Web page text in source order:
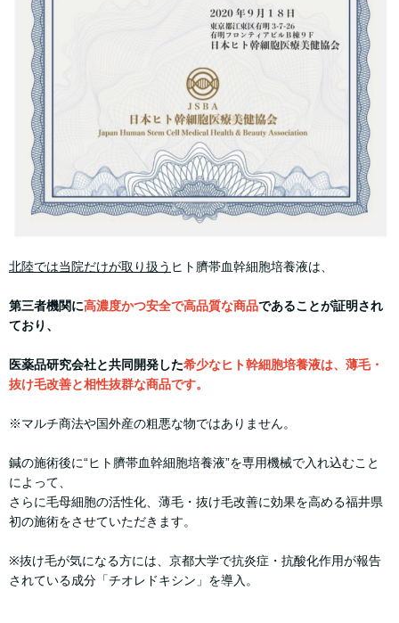
北陸では当院だけが取り扱う ヒト臍帯血幹細胞培養液は、
第三者機関に高濃度かつ安全で高品質な商品であることが証明され
ており、
医薬品研究会社と共同開発した希少なヒト幹細胞培養液は、薄毛・
抜け毛改善と相性抜群な商品です。
※マルチ商法や国外産の粗悪な物ではありません。
鍼の施術後に“ヒト臍帯血幹細胞培養液”を専用機械で入れ込むこと
によって、
さらに毛母細胞の活性化、薄毛・抜け毛改善に効果を高める福井県
初の施術をさせていただきます。
※抜け毛が気になる方には、京都大学で抗炎症・抗酸化作用が報告
されている成分「チオレドキシン」を導入。